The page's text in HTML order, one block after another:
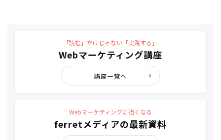
「読む」だけじゃない「実践する」
Webマーケティング講座
講座一覧へ
Webマーケティングに強くなる
ferretメディアの最新資料